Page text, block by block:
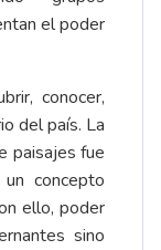
el poder
conocer,
del país. La
paisajes fue
concepto
ello, poder
sino